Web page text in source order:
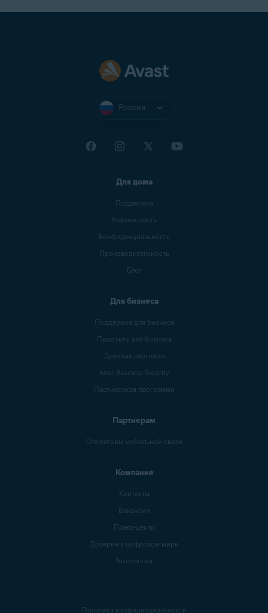
Россия
Для дома
Поддержка
Безопасность
Конфиденциальность
Производительность
Блог
Для бизнеса
Поддержка для бизнеса
Продукты для бизнеса
Деловые партнеры
Блог Business Security
Партнерская программа
Партнерам
Операторы мобильной связи
Компания
Контакты
Вакансии
Пресс-центр
Доверие в цифровом мире
Технология
Политика конфиденциальности